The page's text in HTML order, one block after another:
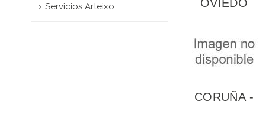
OVIEDO
CORUÑA -
Servicios Arteixo